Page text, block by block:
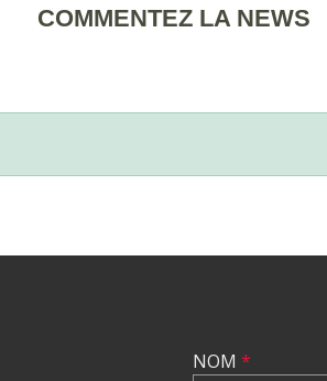
COMMENTEZ LA NEWS
NOM *